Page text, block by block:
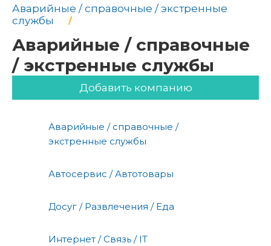
Аварийные / справочные / экстренные
службы
Аварийные / справочные
/ экстренные службы
Добавить компанию
Аварийные / справочные /
экстренные службы
Автосервис / Автотовары
Досуг / Развлечения / Еда
Интернет / Связь / IT